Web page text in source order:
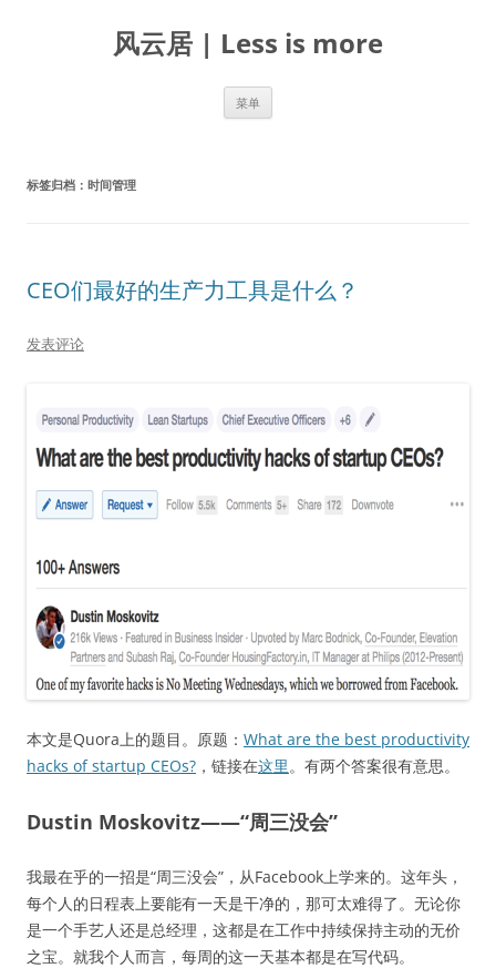
风云居 | Less is more
菜单
标签归档： 时间管理
CEO们最好的生产力工具是什么？
发表评论
本文是Quora上的题目。原题： What are the best productivity
hacks of startup CEOs? ，链接在这里。有两个答案很有意思。
Dustin Moskovitz——“周三没会”
我最在乎的一招是“周三没会”，从Facebook上学来的。这年头，
每个人的日程表上要能有一天是干净的，那可太难得了。无论你
是一个手艺人还是总经理，这都是在工作中持续保持主动的无价
之宝。就我个人而言，每周的这一天基本都是在写代码。